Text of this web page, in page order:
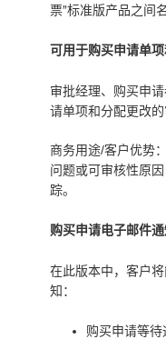
票”标准版产品之间
可用于购买申请单
审批经理、购买申
请单项和分配更改的
商务用途/客户优势
问题或可审核性原
踪。
购买申请电子邮件
在此版本中，客户
知：
购买申请等待